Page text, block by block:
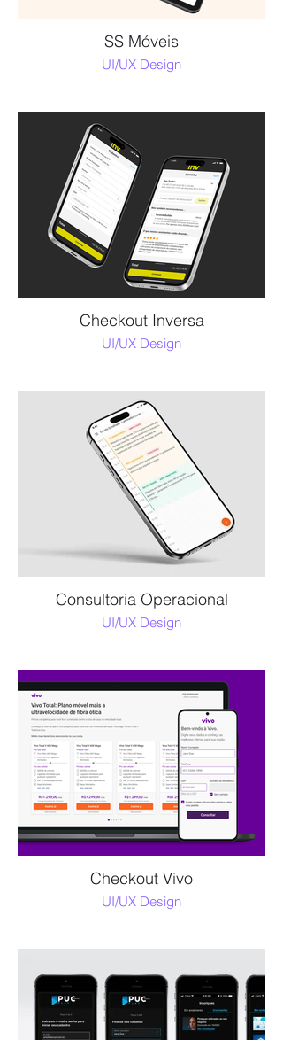
SS Móveis
UI/UX Design
Checkout Inversa
UI/UX Design
Consultoria Operacional
UI/UX Design
Checkout Vivo
UI/UX Design